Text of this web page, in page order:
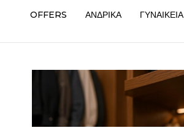
OFFERS ΑΝΔΡΙΚΑ ΓΥΝΑΙΚΕΙΑ